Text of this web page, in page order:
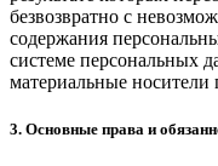
безвозвратно с
содержания
системе персональных
материальные
3. Основные права и